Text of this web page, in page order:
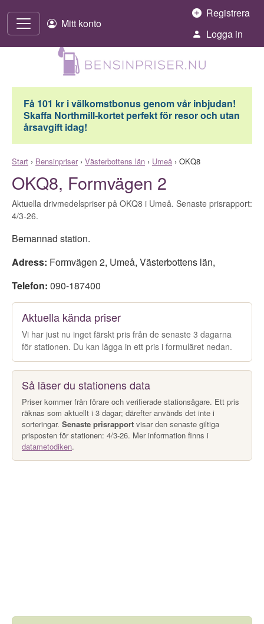
Mitt konto
Registrera
Logga in
Få 101 kr i välkomstbonus genom vår inbjudan!
Skaffa Northmill-kortet perfekt för resor och utan
årsavgift idag!
Start › Bensinpriser› Västerbottens län › Umeå › OKQ8
OKQ8, Formvägen 2
Aktuella drivmedelspriser på OKQ8 i Umeå. Senaste prisrapport:
4/3-26.
Bemannad station.
Adress: Formvägen 2, Umeå, Västerbottens län,
Telefon: 090-187400
Aktuella kända priser
Vi har just nu inget färskt pris från de senaste 3 dagarna
för stationen. Du kan lägga in ett pris i formuläret nedan.
Så läser du stationens data
Priser kommer från förare och verifierade stationsägare. Ett pris
räknas som aktuellt i 3 dagar; därefter används det inte i
sorteringar. Senaste prisrapport visar den senaste giltiga
prisposten för stationen: 4/3-26. Mer information finns i
datametodiken.